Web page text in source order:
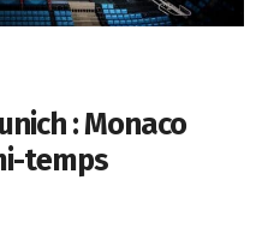
: Monaco
temps